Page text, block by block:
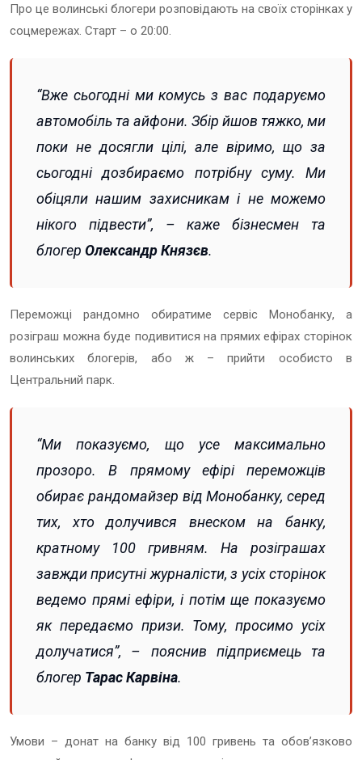
Про це волинські блогери розповідають на своїх сторінках у
соцмережах. Старт – о 20:00.
“Вже сьогодні ми комусь з вас подаруємо
автомобіль та айфони. Збір йшов тяжко, ми
поки не досягли цілі, але віримо, що за
сьогодні дозбираємо потрібну суму. Ми
обіцяли нашим захисникам і не можемо
нікого підвести”, – каже бізнесмен та
блогер Олександр Князєв.
Переможці рандомно обиратиме сервіс Монобанку, а
розіграш можна буде подивитися на прямих ефірах сторінок
волинських блогерів, або ж – прийти особисто в
Центральний парк.
“Ми показуємо, що усе максимально
прозоро. В прямому ефірі переможців
обирає рандомайзер від Монобанку, серед
тих, хто долучився внеском на банку,
кратному 100 гривням. На розіграшах
завжди присутні журналісти, з усіх сторінок
ведемо прямі ефіри, і потім ще показуємо
як передаємо призи. Тому, просимо усіх
долучатися”, – пояснив підприємець та
блогер Тарас Карвіна.
Умови – донат на банку від 100 гривень та обовʼязково